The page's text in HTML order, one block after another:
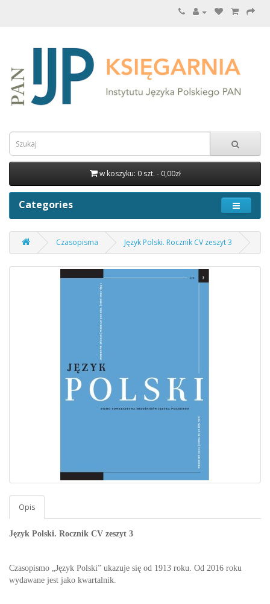
w koszyku: 0 szt. - 0,00zł
Categories
Czasopisma Język Polski. Rocznik CV zeszyt 3
Opis
Język Polski. Rocznik CV zeszyt 3
Czasopismo „Język Polski” ukazuje się od 1913 roku. Od 2016 roku
wydawane jest jako kwartalnik.